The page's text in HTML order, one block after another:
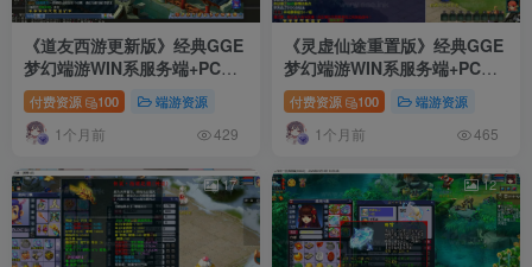
《道友西游更新版》经典GGE
梦幻端游WIN系服务端+PC客
户端+GM网关工具+前后端全
套源码+详细搭建教程
付费资源 100 端游资源
1个月前 429
《灵虚仙途重置版》经典GGE
梦幻端游WIN系服务端+PC客
户端+网关+内置GM工具+详细
搭建教程+前后端全套源码
付费资源 100 端游资源
1个月前 465
17 12